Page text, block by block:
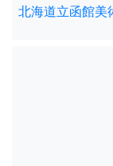
北海道立函館美